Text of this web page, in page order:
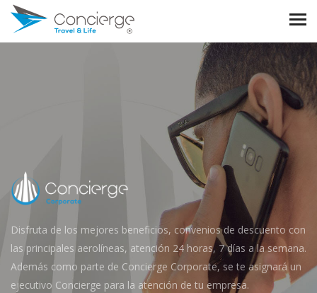
Disfruta de los mejores beneficios, convenios de descuento con
las principales aerolíneas, atención 24 horas, 7 días a la semana.
Además como parte de Concierge Corporate, se te asignará un
ejecutivo Concierge para la atención de tu empresa.